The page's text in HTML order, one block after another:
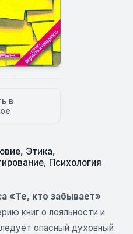
в
, Этика,
, Психология
«Те, кто забывает»
книг о лояльности и
опасный духовный